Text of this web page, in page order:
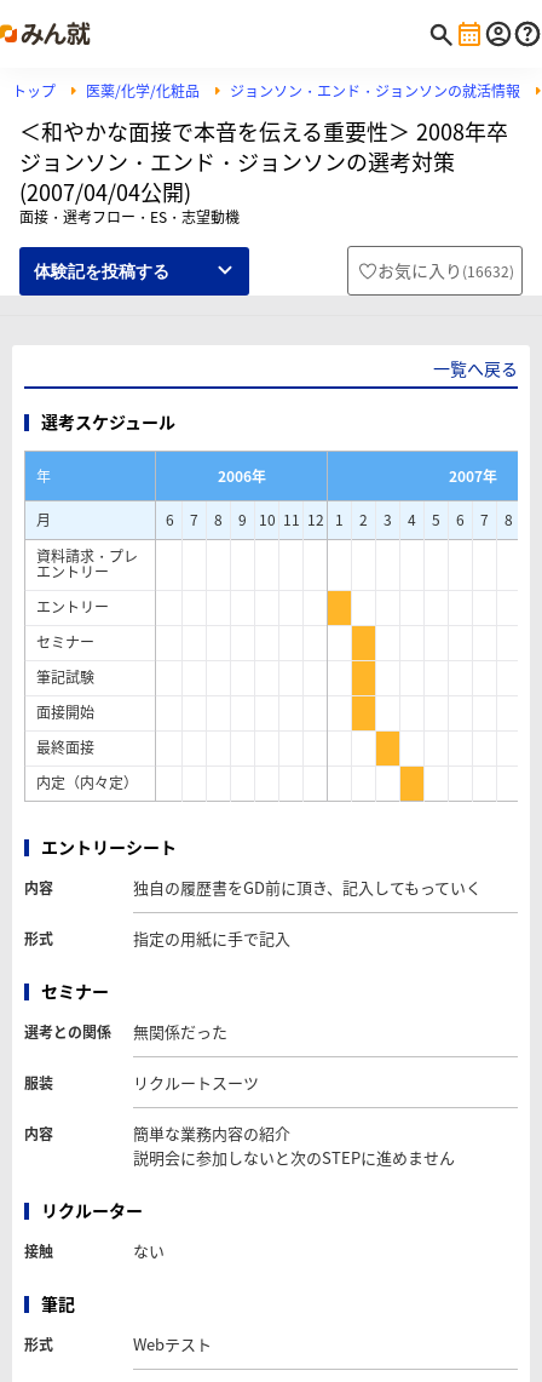
トップ 医薬/化学/化粧品 ジョンソン・エンド・ジョンソンの就活情報
＜和やかな面接で本音を伝える重要性＞ 2008年卒
ジョンソン・エンド・ジョンソンの選考対策
(2007/04/04公開)
面接・選考フロー・ES・志望動機
体験記を投稿する お気に入り (16632)
一覧へ戻る
選考スケジュール
年 2006年
2007年
月
6 7 8 9 10 11 12 1 2 3 4 5 6 7 8
資料請求・プレ
エントリー
エントリー
セミナー
筆記試験
面接開始
最終面接
内定（内々定）
エントリーシート
内容 独自の履歴書をGD前に頂き、記入してもっていく
形式 指定の用紙に手で記入
セミナー
選考との関係 無関係だった
服装 リクルートスーツ
内容
簡単な業務内容の紹介
説明会に参加しないと次のSTEPに進めません
リクルーター
接触 ない
筆記
形式 Webテスト